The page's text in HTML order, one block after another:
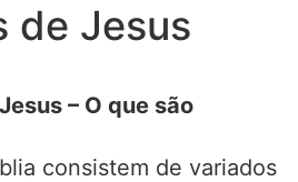
de Jesus
– O que são
consistem de variados